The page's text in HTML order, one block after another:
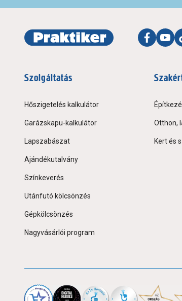
Szolgáltatás
Hőszigetelés kalkulátor
Garázskapu-kalkulátor
Lapszabászat
Ajándékutalvány
Színkeverés
Utánfutó kölcsönzés
Gépkölcsönzés
Nagyvásárlói program
Otthon,
Kert és